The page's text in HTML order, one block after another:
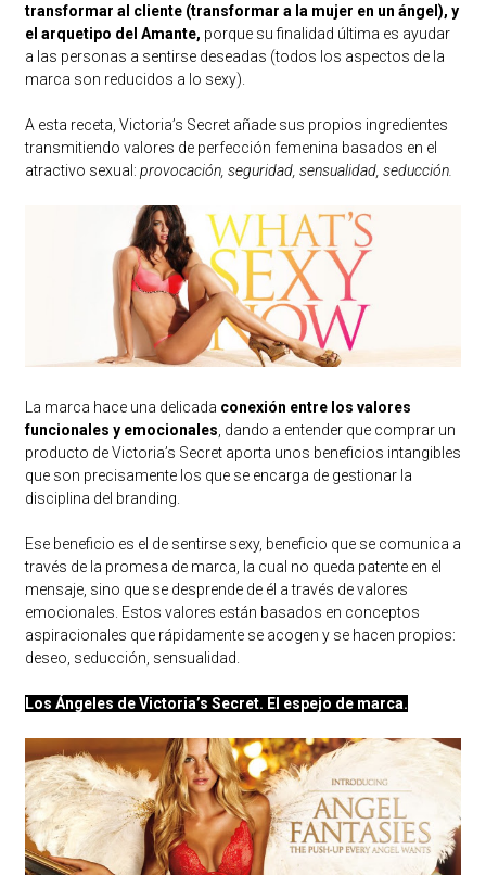
transformar al cliente (transformar a la mujer en un ángel), y
el arquetipo del Amante, porque su finalidad última es ayudar
a las personas a sentirse deseadas (todos los aspectos de la
marca son reducidos a lo sexy).
A esta receta, Victoria’s Secret añade sus propios ingredientes
transmitiendo valores de perfección femenina basados en el
atractivo sexual: provocación, seguridad, sensualidad, seducción.
La marca hace una delicada conexión entre los valores
funcionales y emocionales , dando a entender que comprar un
producto de Victoria’s Secret aporta unos beneficios intangibles
que son precisamente los que se encarga de gestionar la
disciplina del branding.
Ese beneficio es el de sentirse sexy, beneficio que se comunica a
través de la promesa de marca, la cual no queda patente en el
mensaje, sino que se desprende de él a través de valores
emocionales. Estos valores están basados en conceptos
aspiracionales que rápidamente se acogen y se hacen propios:
deseo, seducción, sensualidad.
Los Ángeles de Victoria’s Secret. El espejo de marca.